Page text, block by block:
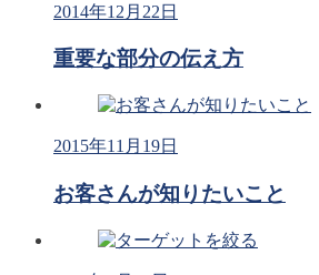
2014年12月22日
重要な部分の伝え方
2015年11月19日
お客さんが知りたいこと